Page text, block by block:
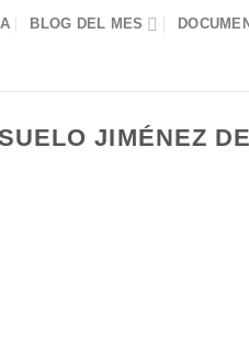
BLOG DEL MES
JIMÉNEZ